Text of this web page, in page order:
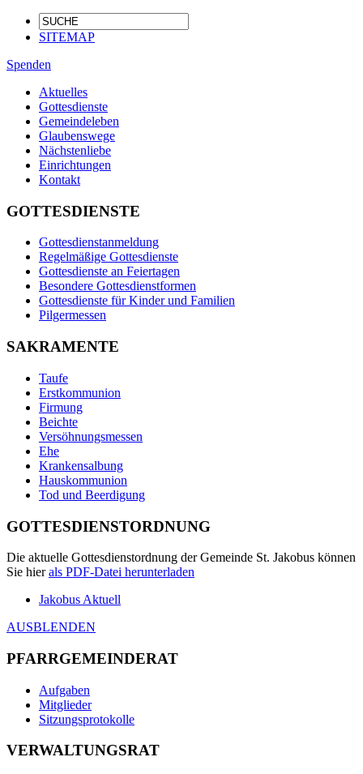
SITEMAP
Spenden
Aktuelles
Gottesdienste
Gemeindeleben
Glaubenswege
Nächstenliebe
Einrichtungen
Kontakt
GOTTESDIENSTE
Gottesdienstanmeldung
Regelmäßige Gottesdienste
Gottesdienste an Feiertagen
Besondere Gottesdienstformen
Gottesdienste für Kinder und Familien
Pilgermessen
SAKRAMENTE
Taufe
Erstkommunion
Firmung
Beichte
Versöhnungsmessen
Ehe
Krankensalbung
Hauskommunion
Tod und Beerdigung
GOTTESDIENSTORDNUNG
Die aktuelle Gottesdienstordnung der Gemeinde St. Jakobus können
Sie hierals PDF-Datei herunterladen
Jakobus Aktuell
AUSBLENDEN
PFARRGEMEINDERAT
Aufgaben
Mitglieder
Sitzungsprotokolle
VERWALTUNGSRAT